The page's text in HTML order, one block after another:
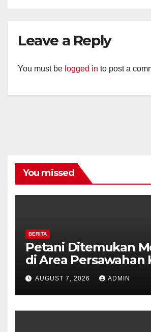
Leave a Reply
You must be logged in to post a
You missed
BERITA
Petani Ditemukan
di Area Persawahan
Polisi Pastikan Tidak
Tanda Kekerasan
AUGUST 7, 2026 ADMIN